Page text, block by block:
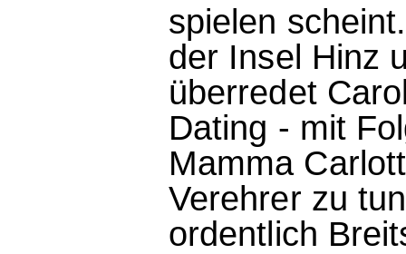
spielen
der Insel Hinz
überredet
Dating - mit
Mamma
Verehrer zu
ordentlich